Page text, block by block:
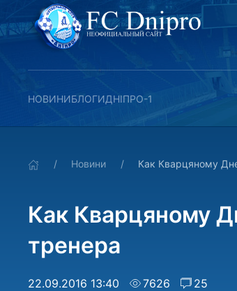
НОВИНИБЛОГИДНІПРО-1
Новини Как Кварцяному
Как Кварцяному
тренера
22.09.2016 13:40 7626 25